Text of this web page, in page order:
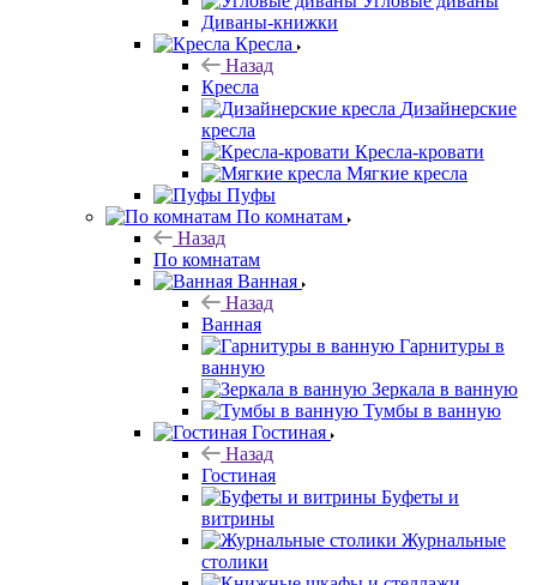
Диваны-книжки
Кресла
Назад
Кресла
Дизайнерские
кресла
Кресла-кровати
Мягкие кресла
Пуфы
По комнатам
Назад
По комнатам
Ванная
Назад
Ванная
Гарнитуры в
ванную
Зеркала в ванную
Тумбы в ванную
Гостиная
Назад
Гостиная
Буфеты и
витрины
Журнальные
столики